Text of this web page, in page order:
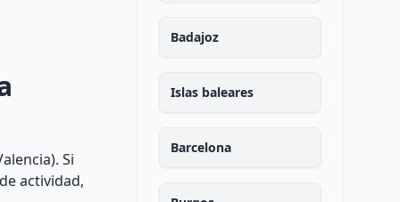
Si
actividad,
Badajoz
Islas baleares
Barcelona